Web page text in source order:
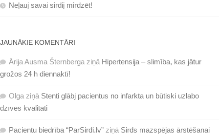
Neļauj savai sirdij mirdzēt!
JAUNĀKIE KOMENTĀRI
Ārija Ausma Šternberga ziņā Hipertensija – slimība, kas jātur
grožos 24 h diennaktī!
Olga ziņā Stenti glābj pacientus no infarkta un būtiski uzlabo
dzīves kvalitāti
Pacientu biedrība “ParSirdi.lv” ziņā Sirds mazspējas ārstēšanai